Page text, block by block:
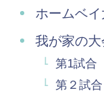
ホームベイ
我が家の
第1試合
第２試